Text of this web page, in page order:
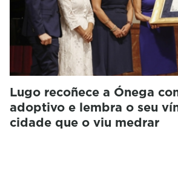
Lugo recoñece a Ónega
adoptivo e lembra o seu
cidade que o viu medrar